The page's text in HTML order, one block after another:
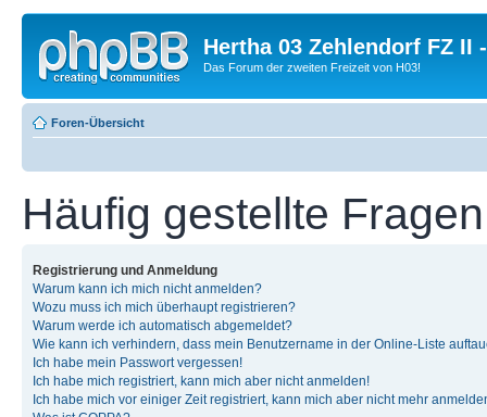
Hertha 03 Zehlendorf FZ II
Das Forum der zweiten Freizeit von H03!
Foren-Übersicht
Häufig gestellte Fragen
Registrierung und Anmeldung
Warum kann ich mich nicht anmelden?
Wozu muss ich mich überhaupt registrieren?
Warum werde ich automatisch abgemeldet?
Wie kann ich verhindern, dass mein Benutzername in der Online-Liste
Ich habe mein Passwort vergessen!
Ich habe mich registriert, kann mich aber nicht anmelden!
Ich habe mich vor einiger Zeit registriert, kann mich aber nicht mehr